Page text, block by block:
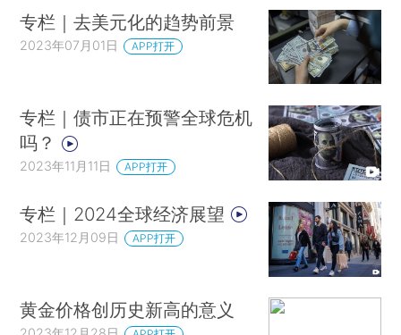
专栏｜去美元化的趋势前景
2023年07月01日 APP打开
专栏｜债市正在预警全球危机
吗？
2023年11月11日 APP打开
专栏｜2024全球经济展望
2023年12月09日 APP打开
黄金价格创历史新高的意义